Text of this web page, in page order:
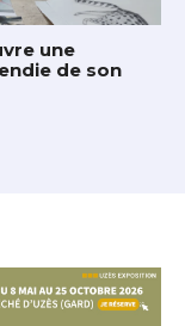
une
de son